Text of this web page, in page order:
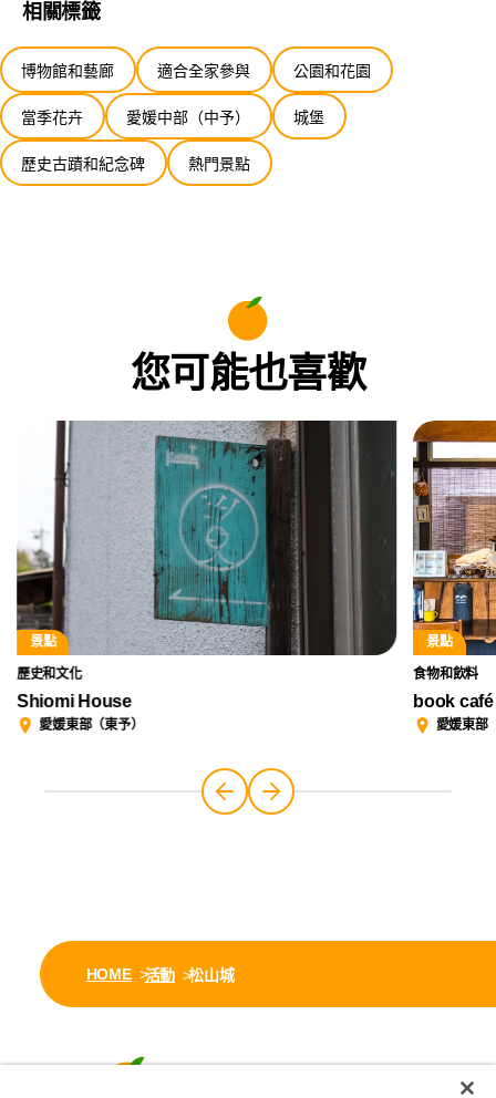
相關標籤
博物館和藝廊 適合全家參與 公園和花園
當季花卉 愛媛中部（中予） 城堡
歷史古蹟和紀念碑 熱門景點
您可能也喜歡
景點
歷史和文化
Shiomi House
愛媛東部（東予）
景點
食物和飲料
book
愛媛東部
HOME 活動 松山城